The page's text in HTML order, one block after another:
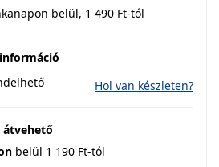
belül, 1 490 Ft-tól
Hol van készleten?
átvehető
belül 1 190 Ft-tól